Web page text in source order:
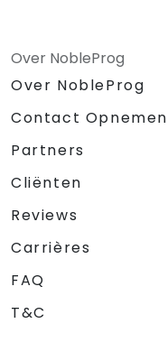
Over NobleProg
Over NobleProg
Contact Opnemen
Partners
Cliënten
Reviews
Carrières
FAQ
T&C